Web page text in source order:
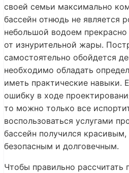
своей семьи максимально
бассейн отнюдь не является
небольшой водоем прекрасно
от изнурительной жары.
самостоятельно обойдется
необходимо обладать
иметь практические навыки.
ошибку в ходе
то можно только все
воспользоваться услугами
бассейн получился
безопасным и долговечным.
Чтобы правильно рассчитать